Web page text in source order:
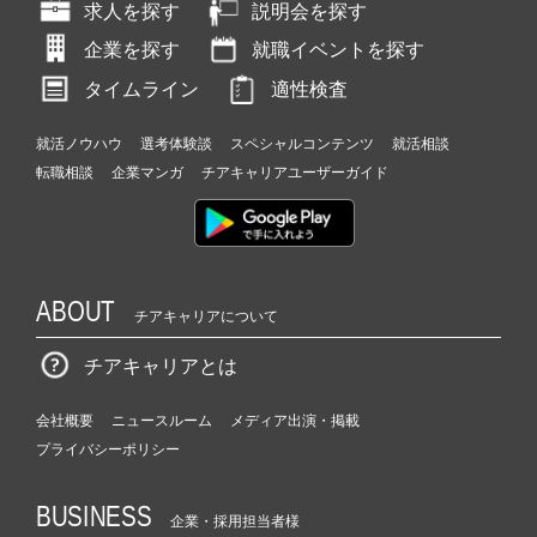
求人を探す
説明会を探す
企業を探す
就職イベントを探す
タイムライン
適性検査
就活ノウハウ 選考体験談 スペシャルコンテンツ
就活相談
転職相談
企業マンガ チアキャリアユーザーガイド
ABOUT チアキャリアについて
チアキャリアとは
会社概要 ニュースルーム
メディア出演・掲載
プライバシーポリシー
BUSINESS 企業・採用担当者様